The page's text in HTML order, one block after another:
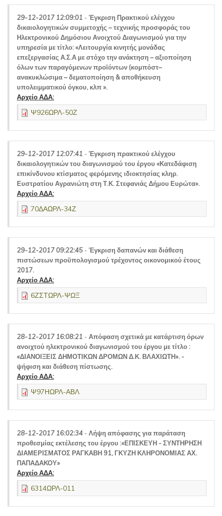
29-12-2017 12:09:01 - Έγκριση Πρακτικού ελέγχου
δικαιολογητικών συμμετοχής – τεχνικής προσφοράς του
Ηλεκτρονικού Δημόσιου Ανοιχτού Διαγωνισμού για την
υπηρεσία με τίτλο: «Λειτουργία κινητής μονάδας
επεξεργασίας Α.Σ.Α με στόχο την ανάκτηση – αξιοποίηση
όλων των παραγόμενων προϊόντων (κομπόστ–
ανακυκλώσιμα – δεματοποίηση & αποθήκευση
υπολειμματικού όγκου, κλπ ».
Αρχείο ΑΔΑ:
Ψ926ΩΡΛ-50Ζ
29-12-2017 12:07:41 - Έγκριση πρακτικού ελέγχου
δικαιολογητικών του διαγωνισμού του έργου «Κατεδάφιση
επικίνδυνου κτίσματος φερόμενης ιδιοκτησίας κληρ.
Ευστρατίου Αγρανιώτη στη Τ.Κ. Στεφανιάς Δήμου Ευρώτα».
Αρχείο ΑΔΑ:
70ΔΑΩΡΛ-34Ζ
29-12-2017 09:22:45 - Έγκριση δαπανών και διάθεση
πιστώσεων προϋπολογισμού τρέχοντος οικονομικού έτους
2017.
Αρχείο ΑΔΑ:
6ΖΣΤΩΡΛ-ΨΩΞ
28-12-2017 16:08:21 - Απόφαση σχετικά με κατάρτιση όρων
ανοιχτού ηλεκτρονικού διαγωνισμού του έργου με τίτλο :
«ΔΙΑΝΟΙΞΕΙΣ ΔΗΜΟΤΙΚΩΝ ΔΡΟΜΩΝ Δ.Κ. ΒΛΑΧΙΩΤΗ». -
ψήφιση και διάθεση πίστωσης.
Αρχείο ΑΔΑ:
Ψ97ΗΩΡΛ-ΑΒΛ
28-12-2017 16:02:34 - Λήψη απόφασης για παράταση
προθεσμίας εκτέλεσης του έργου :«ΕΠΙΣΚΕΥΗ - ΣΥΝΤΗΡΗΣΗ
ΔΙΑΜΕΡΙΣΜΑΤΟΣ ΡΑΓΚΑΒΗ 91, ΓΚΥΖΗ ΚΛΗΡΟΝΟΜΙΑΣ ΑΧ.
ΠΑΠΑΔΑΚΟΥ»
Αρχείο ΑΔΑ:
6314ΩΡΛ-011